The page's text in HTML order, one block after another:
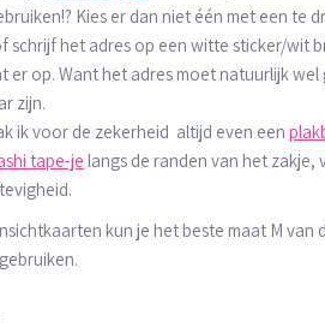
Kies er dan niet één met een te
schrijf het adres op een witte sticker/wit
er op. Want het adres moet natuurlijk wel
zijn.
ik voor de zekerheid altijd even een
tape-je langs de randen van het zakje,
kun je het beste maat M van